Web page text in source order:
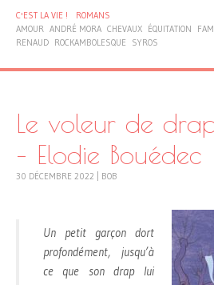
C'EST LA VIE !
ROMANS
AMOUR ANDRÉ MORA CHEVAUX ÉQUITATION
RENAUD ROCKAMBOLESQUE SYROS
Le voleur de
– Elodie Bouédec
30 DÉCEMBRE 2022 BOB
Un petit garçon dort
profondément, jusqu’à
ce que son drap lui